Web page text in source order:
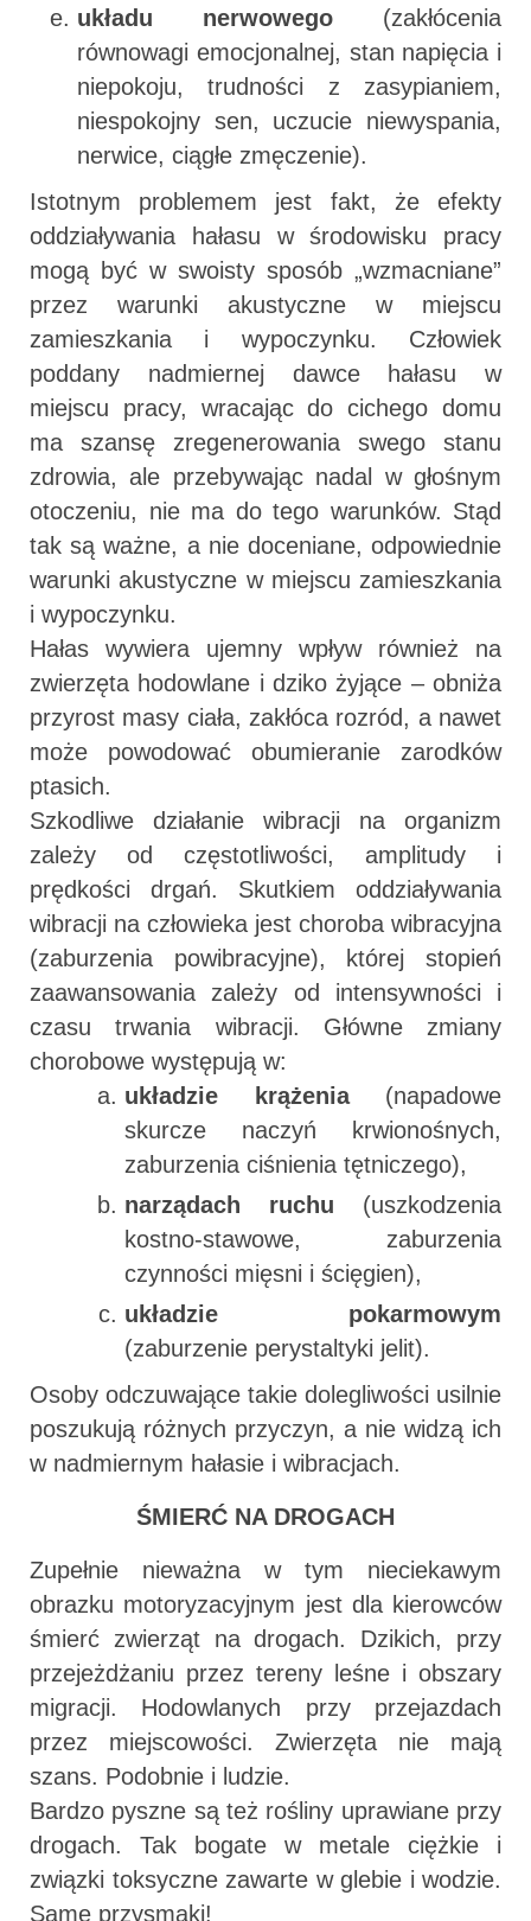
układu nerwowego (zakłócenia
równowagi emocjonalnej, stan napięcia i
niepokoju, trudności z zasypianiem,
niespokojny sen, uczucie niewyspania,
nerwice, ciągłe zmęczenie).
Istotnym problemem jest fakt, że efekty
oddziaływania hałasu w środowisku pracy
mogą być w swoisty sposób „wzmacniane”
przez warunki akustyczne w miejscu
zamieszkania i wypoczynku. Człowiek
poddany nadmiernej dawce hałasu w
miejscu pracy, wracając do cichego domu
ma szansę zregenerowania swego stanu
zdrowia, ale przebywając nadal w głośnym
otoczeniu, nie ma do tego warunków. Stąd
tak są ważne, a nie doceniane, odpowiednie
warunki akustyczne w miejscu zamieszkania
i wypoczynku.
Hałas wywiera ujemny wpływ również na
zwierzęta hodowlane i dziko żyjące – obniża
przyrost masy ciała, zakłóca rozród, a nawet
może powodować obumieranie zarodków
ptasich.
Szkodliwe działanie wibracji na organizm
zależy od częstotliwości, amplitudy i
prędkości drgań. Skutkiem oddziaływania
wibracji na człowieka jest choroba wibracyjna
(zaburzenia powibracyjne), której stopień
zaawansowania zależy od intensywności i
czasu trwania wibracji. Główne zmiany
chorobowe występują w:
układzie krążenia(napadowe
skurcze naczyń krwionośnych,
zaburzenia ciśnienia tętniczego),
narządach ruchu (uszkodzenia
kostno-stawowe, zaburzenia
czynności mięsni i ścięgien),
układzie pokarmowym
(zaburzenie perystaltyki jelit).
Osoby odczuwające takie dolegliwości usilnie
poszukują różnych przyczyn, a nie widzą ich
w nadmiernym hałasie i wibracjach.
ŚMIERĆ NA DROGACH
Zupełnie nieważna w tym nieciekawym
obrazku motoryzacyjnym jest dla kierowców
śmierć zwierząt na drogach. Dzikich, przy
przejeżdżaniu przez tereny leśne i obszary
migracji. Hodowlanych przy przejazdach
przez miejscowości. Zwierzęta nie mają
szans. Podobnie i ludzie.
Bardzo pyszne są też rośliny uprawiane przy
drogach. Tak bogate w metale ciężkie i
związki toksyczne zawarte w glebie i wodzie.
Same przysmaki!